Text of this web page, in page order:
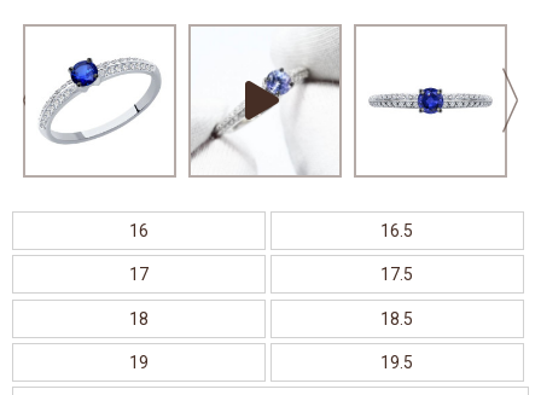
16 16.5
17 17.5
18 18.5
19 19.5